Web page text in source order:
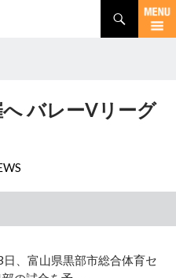
バレーVリーグ
、富山県黒部市総合体育セ